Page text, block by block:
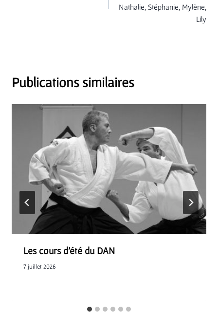
Nathalie, Stéphanie, Mylène,
Lily
Publications similaires
Les cours d’été du DAN
7 juillet 2026